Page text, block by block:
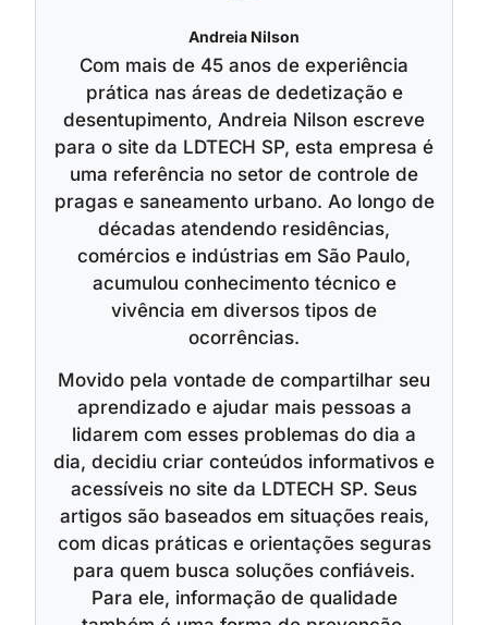
Andreia Nilson
Com mais de 45 anos de experiência
prática nas áreas de dedetização e
desentupimento, Andreia Nilson escreve
para o site da LDTECH SP, esta empresa é
uma referência no setor de controle de
pragas e saneamento urbano. Ao longo de
décadas atendendo residências,
comércios e indústrias em São Paulo,
acumulou conhecimento técnico e
vivência em diversos tipos de
ocorrências.
Movido pela vontade de compartilhar seu
aprendizado e ajudar mais pessoas a
lidarem com esses problemas do dia a
dia, decidiu criar conteúdos informativos e
acessíveis no site da LDTECH SP. Seus
artigos são baseados em situações reais,
com dicas práticas e orientações seguras
para quem busca soluções confiáveis.
Para ele, informação de qualidade